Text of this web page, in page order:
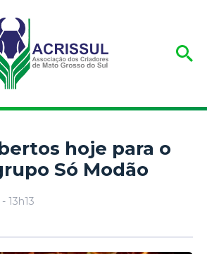
hoje para o
Só Modão
13h13